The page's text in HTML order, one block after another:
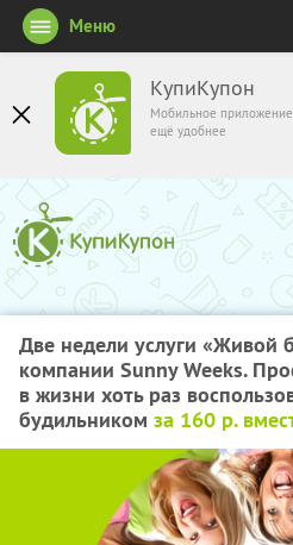
КупиКупон
Мобильное приложение
ещё удобнее
Меню
Две недели услуги «Живой
компании Sunny Weeks.
в жизни хоть раз
будильником за 160 р.